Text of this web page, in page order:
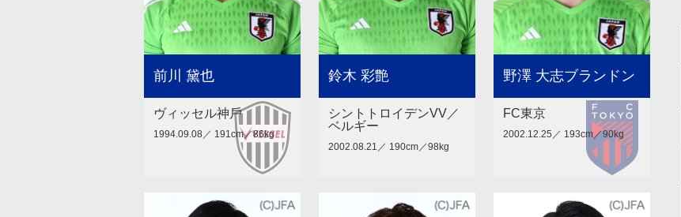
前川 黛也
ヴィッセル神⼾
1994.09.08／ 191cm／86kg
鈴木 彩艶
シントトロイデンVV／
ベルギー
2002.08.21／ 190cm／98kg
野澤 大志ブランドン
FC東京
2002.12.25／ 193cm／90kg